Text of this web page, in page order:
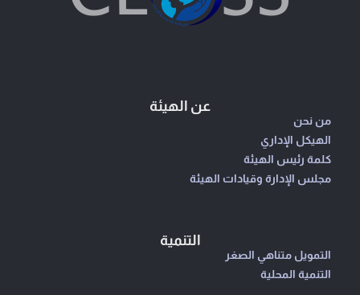
عن الهيئة
من نحن
الهيكل الإداري
كلمة رئيس الهيئة
مجلس الإدارة وقيادات الهيئة
التنمية
التمويل متناهي الصغر
التنمية المحلية